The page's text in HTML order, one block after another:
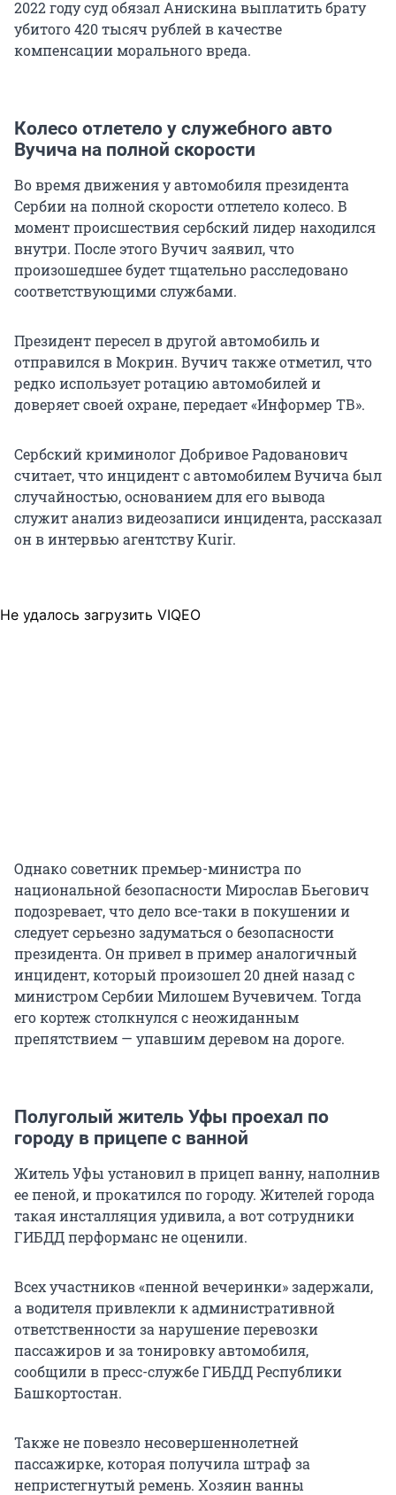
2022 году суд обязал Анискина выплатить брату
убитого 420 тысяч рублей в качестве
компенсации морального вреда.
Колесо отлетело у служебного авто
Вучича на полной скорости
Во время движения у автомобиля президента
Сербии на полной скорости отлетело колесо. В
момент происшествия сербский лидер находился
внутри. После этого Вучич заявил, что
произошедшее будет тщательно расследовано
соответствующими службами.
Президент пересел в другой автомобиль и
отправился в Мокрин. Вучич также отметил, что
редко использует ротацию автомобилей и
доверяет своей охране, передает «Информер ТВ».
Сербский криминолог Добривое Радованович
считает, что инцидент с автомобилем Вучича был
случайностью, основанием для его вывода
служит анализ видеозаписи инцидента, рассказал
он в интервью агентству Kurir.
Не удалось загрузить VIQEO
Однако советник премьер-министра по
национальной безопасности Мирослав Бьегович
подозревает, что дело все-таки в покушении и
следует серьезно задуматься о безопасности
президента. Он привел в пример аналогичный
инцидент, который произошел 20 дней назад с
министром Сербии Милошем Вучевичем. Тогда
его кортеж столкнулся с неожиданным
препятствием — упавшим деревом на дороге.
Полуголый житель Уфы проехал по
городу в прицепе с ванной
Житель Уфы установил в прицеп ванну, наполнив
ее пеной, и прокатился по городу. Жителей города
такая инсталляция удивила, а вот сотрудники
ГИБДД перформанс не оценили.
Всех участников «пенной вечеринки» задержали,
а водителя привлекли к административной
ответственности за нарушение перевозки
пассажиров и за тонировку автомобиля,
сообщили в пресс-службе ГИБДД Республики
Башкортостан.
Также не повезло несовершеннолетней
пассажирке, которая получила штраф за
непристегнутый ремень. Хозяин ванны